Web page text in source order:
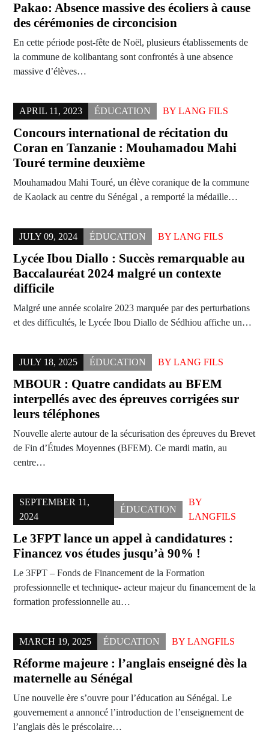
Pakao: Absence massive des écoliers à cause
des cérémonies de circoncision
En cette période post-fête de Noël, plusieurs établissements de
la commune de kolibantang sont confrontés à une absence
massive d’élèves…
APRIL 11, 2023 ÉDUCATION BY LANG FILS
Concours international de récitation du
Coran en Tanzanie : Mouhamadou Mahi
Touré termine deuxième
Mouhamadou Mahi Touré, un élève coranique de la commune
de Kaolack au centre du Sénégal , a remporté la médaille…
JULY 09, 2024 ÉDUCATION BY LANG FILS
Lycée Ibou Diallo : Succès remarquable au
Baccalauréat 2024 malgré un contexte
difficile
Malgré une année scolaire 2023 marquée par des perturbations
et des difficultés, le Lycée Ibou Diallo de Sédhiou affiche un…
JULY 18, 2025 ÉDUCATION BY LANG FILS
MBOUR : Quatre candidats au BFEM
interpellés avec des épreuves corrigées sur
leurs téléphones
Nouvelle alerte autour de la sécurisation des épreuves du Brevet
de Fin d’Études Moyennes (BFEM). Ce mardi matin, au
centre…
SEPTEMBER 11,
2024
ÉDUCATION
BY
LANGFILS
Le 3FPT lance un appel à candidatures :
Financez vos études jusqu’à 90% !
Le 3FPT – Fonds de Financement de la Formation
professionnelle et technique- acteur majeur du financement de la
formation professionnelle au…
MARCH 19, 2025 ÉDUCATION BY LANGFILS
Réforme majeure : l’anglais enseigné dès la
maternelle au Sénégal
Une nouvelle ère s’ouvre pour l’éducation au Sénégal. Le
gouvernement a annoncé l’introduction de l’enseignement de
l’anglais dès le préscolaire…